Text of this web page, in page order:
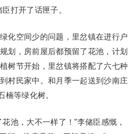
打开了话匣子。
空间少的问题，里岔镇在进行户
划，房前屋后都预留了花池，计划
树节开始，里岔镇将搭配了六七种
村民家中。和月季一起送到沙南庄
楠等绿化树。
，大不一样了！”李储臣感慨，